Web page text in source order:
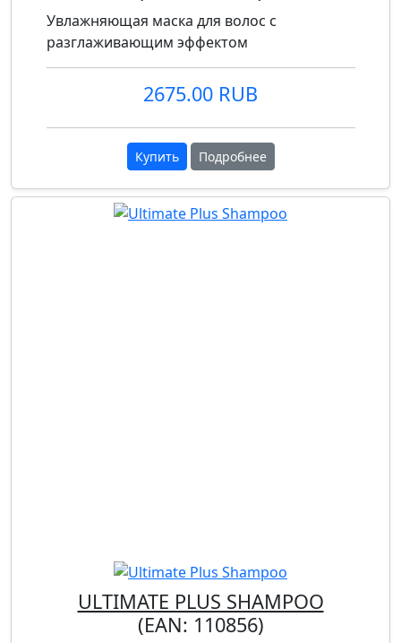
Увлажняющая маска для волос с
разглаживающим эффектом
2675.00 RUB
Купить Подробнее
ULTIMATE PLUS SHAMPOO
(EAN: 110856)